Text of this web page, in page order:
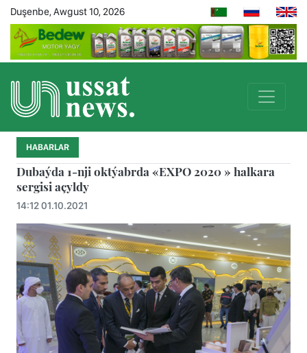
Duşenbe, Awgust 10, 2026
HABARLAR
Dubaýda 1-nji oktýabrda «EXPO 2020 » halkara
sergisi açyldy
14:12 01.10.2021